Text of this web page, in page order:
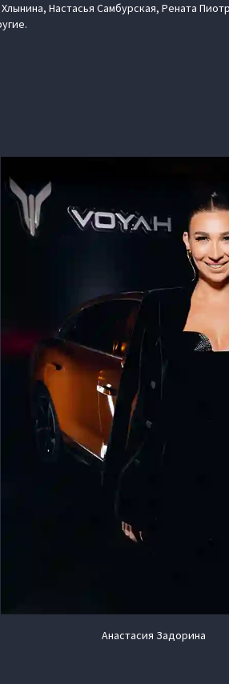
Настасья Самбурская, Рената
Анастасия Задорина